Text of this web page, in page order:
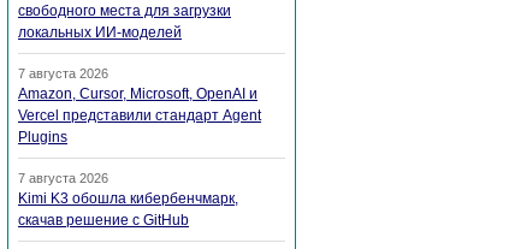
свободного места для загрузки
локальных ИИ-моделей
7 августа 2026
Amazon, Cursor, Microsoft, OpenAI и
Vercel представили стандарт Agent
Plugins
7 августа 2026
Kimi K3 обошла кибербенчмарк,
скачав решение с GitHub